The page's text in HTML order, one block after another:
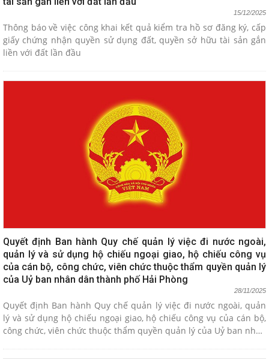
15/12/2025
Thông báo về việc công khai kết quả kiểm tra hồ sơ đăng ký, cấp
giấy chứng nhận quyền sử dụng đất, quyền sở hữu tài sản gắn
liền với đất lần đầu
Quyết định Ban hành Quy chế quản lý việc đi nước ngoài,
quản lý và sử dụng hộ chiếu ngoại giao, hộ chiếu công vụ
của cán bộ, công chức, viên chức thuộc thẩm quyền quản lý
của Uỷ ban nhân dân thành phố Hải Phòng
28/11/2025
Quyết định Ban hành Quy chế quản lý việc đi nước ngoài, quản
lý và sử dụng hộ chiếu ngoại giao, hộ chiếu công vụ của cán bộ,
công chức, viên chức thuộc thẩm quyền quản lý của Uỷ ban nhân